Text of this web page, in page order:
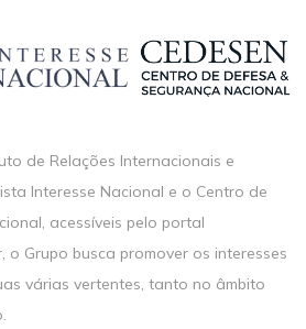
de Relações Internacionais e
Interesse Nacional e o Centro de
acessíveis pelo portal
o Grupo busca promover os interesses
várias vertentes, tanto no âmbito